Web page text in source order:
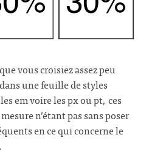
vous croisiez assez peu
une feuille de styles
em voire les px ou pt, ces
n’étant pas sans poser
en ce qui concerne le